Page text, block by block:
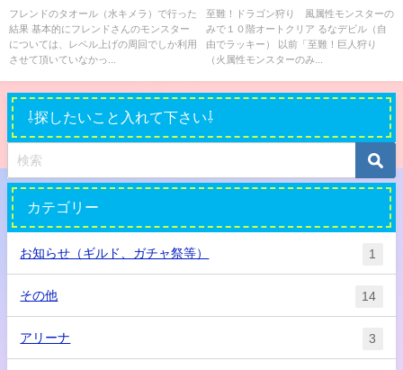
フレンドのタオール（水キメラ）で行った
結果 基本的にフレンドさんのモンスター
については、レベル上げの周回でしか利用
させて頂いていなかっ...
至難！ドラゴン狩り 風属性モンスターの
みで１０階オートクリア るなデビル（自
由でラッキー） 以前「至難！巨人狩り
（火属性モンスターのみ...
⇩探したいこと入れて下さい⇩
カテゴリー
お知らせ（ギルド、ガチャ祭等） 1
その他 14
アリーナ 3